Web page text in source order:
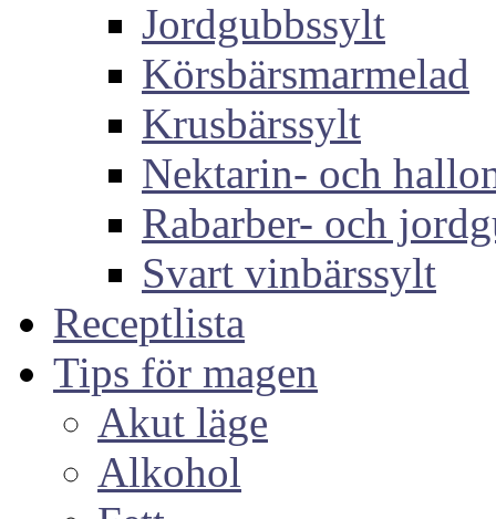
Jordgubbssylt
Körsbärsmarmelad
Krusbärssylt
Nektarin- och
Rabarber- och
Svart vinbärssylt
Receptlista
Tips för magen
Akut läge
Alkohol